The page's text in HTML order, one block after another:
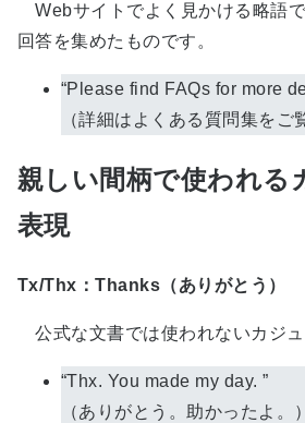
Webサイトでよく見かける略語
回答を集めたものです。
“Please find FAQs for more
（詳細はよくある質問集をご
親しい間柄で使われる
表現
Tx/Thx：Thanks（ありがとう）
公式な文書では使われないカジュ
“Thx. You made my day. ”
（ありがとう。助かったよ。）